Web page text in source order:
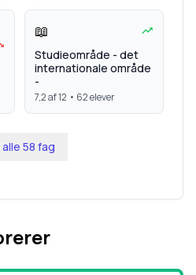
📖
Studieområde - det
internationale område
-
7,2af 12 • 62elever
58 fag